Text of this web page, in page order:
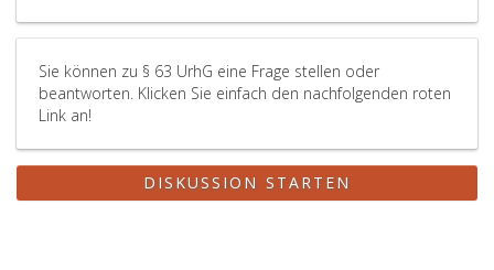
Sie können zu § 63 UrhG eine Frage stellen oder
beantworten. Klicken Sie einfach den nachfolgenden roten
Link an!
DISKUSSION STARTEN